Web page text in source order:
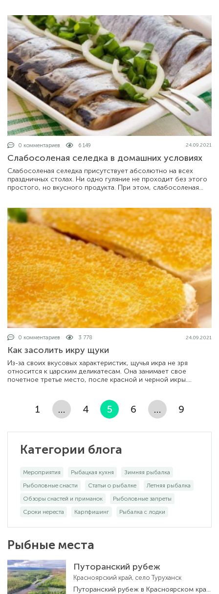
0 комментариев 6 149 24.09.2021
Слабосоленая селедка в домашних условиях
Слабосоленая селедка присутствует абсолютно на всех
праздничных столах. Ни одно гуляние не проходит без этого
простого, но вкусного продукта. При этом, слабосоленая
0 комментариев 3 778 24.09.2021
Как засолить икру щуки
Из-за своих вкусовых характеристик, щучья икра не зря
относится к царским деликатесам. Она занимает свое
почетное третье место, после красной и черной икры.
1 … 4 5 6 … 9
Категории блога
Мероприятия Рыбацкая кухня
Зимняя рыбалка
Рыболовные снасти
Статьи о рыбалке
Летняя рыбалка
Обзоры снастей и приманок
Рыболовные запреты
Сроки нереста
Карпфишинг Рыбалка с лодки
Рыбные места
Путоранский рубеж
Красноярский край, село Туруханск
Путоранский рубеж в Красноярском крае - рыболовная база